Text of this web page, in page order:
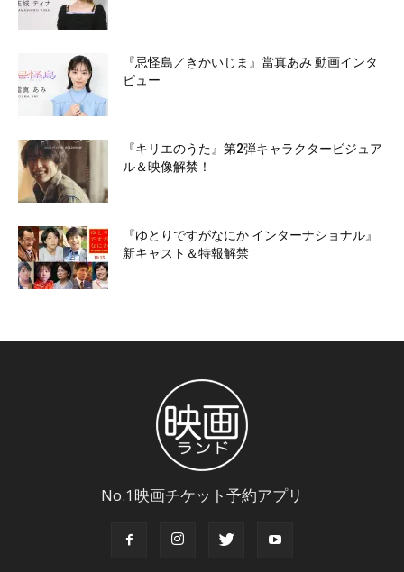
『忌怪島／きかいじま』當真あみ 動画インタ
ビュー
『キリエのうた』第2弾キャラクタービジュア
ル＆映像解禁！
『ゆとりですがなにか インターナショナル』
新キャスト＆特報解禁
No.1映画チケット予約アプリ